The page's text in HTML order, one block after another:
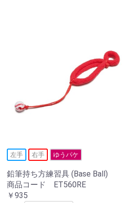
左手 右手 ゆうパケ
鉛筆持ち方練習具 (Base Ball)
商品コード ET560RE
￥935